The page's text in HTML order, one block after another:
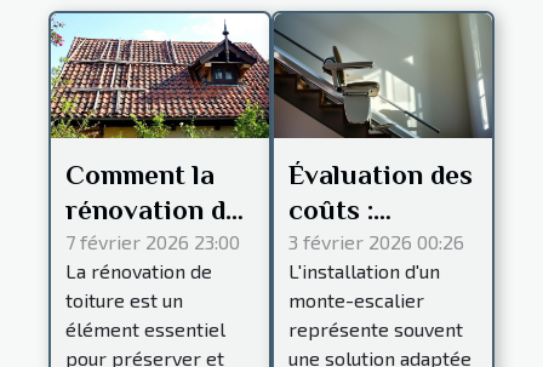
Comment la
rénovation de
toiture peut
prolonger la
durée de vie
de votre
7 février 2026 23:00
La rénovation de
toiture est un
élément essentiel
pour préserver et
Évaluation des
coûts :
combien
prévoir pour
l'installation
d'un monte-
3 février 2026 00:26
L'installation d'un
monte-escalier
représente souvent
une solution adaptée